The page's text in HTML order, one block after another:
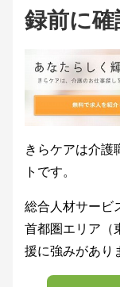
録前に
きらケアは介護
トです。
総合人材サービ
首都圏エリア（
援に強みがあり